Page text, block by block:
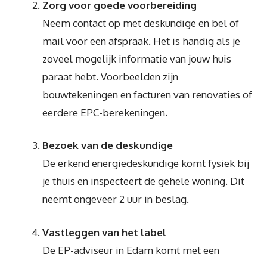
Zorg voor goede voorbereiding
Neem contact op met deskundige en bel of
mail voor een afspraak. Het is handig als je
zoveel mogelijk informatie van jouw huis
paraat hebt. Voorbeelden zijn
bouwtekeningen en facturen van renovaties of
eerdere EPC-berekeningen.
Bezoek van de deskundige
De erkend energiedeskundige komt fysiek bij
je thuis en inspecteert de gehele woning. Dit
neemt ongeveer 2 uur in beslag.
Vastleggen van het label
De EP-adviseur in Edam komt met een